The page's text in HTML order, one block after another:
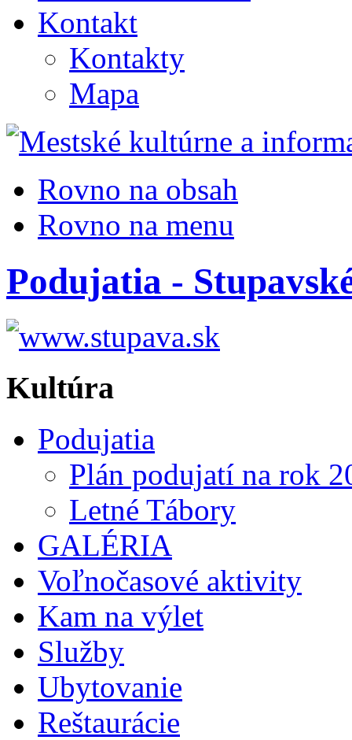
Kontakt
Kontakty
Mapa
Rovno na obsah
Rovno na menu
Podujatia -
Kultúra
Podujatia
Plán podujatí na rok
Letné Tábory
GALÉRIA
Voľnočasové aktivity
Kam na výlet
Služby
Ubytovanie
Reštaurácie